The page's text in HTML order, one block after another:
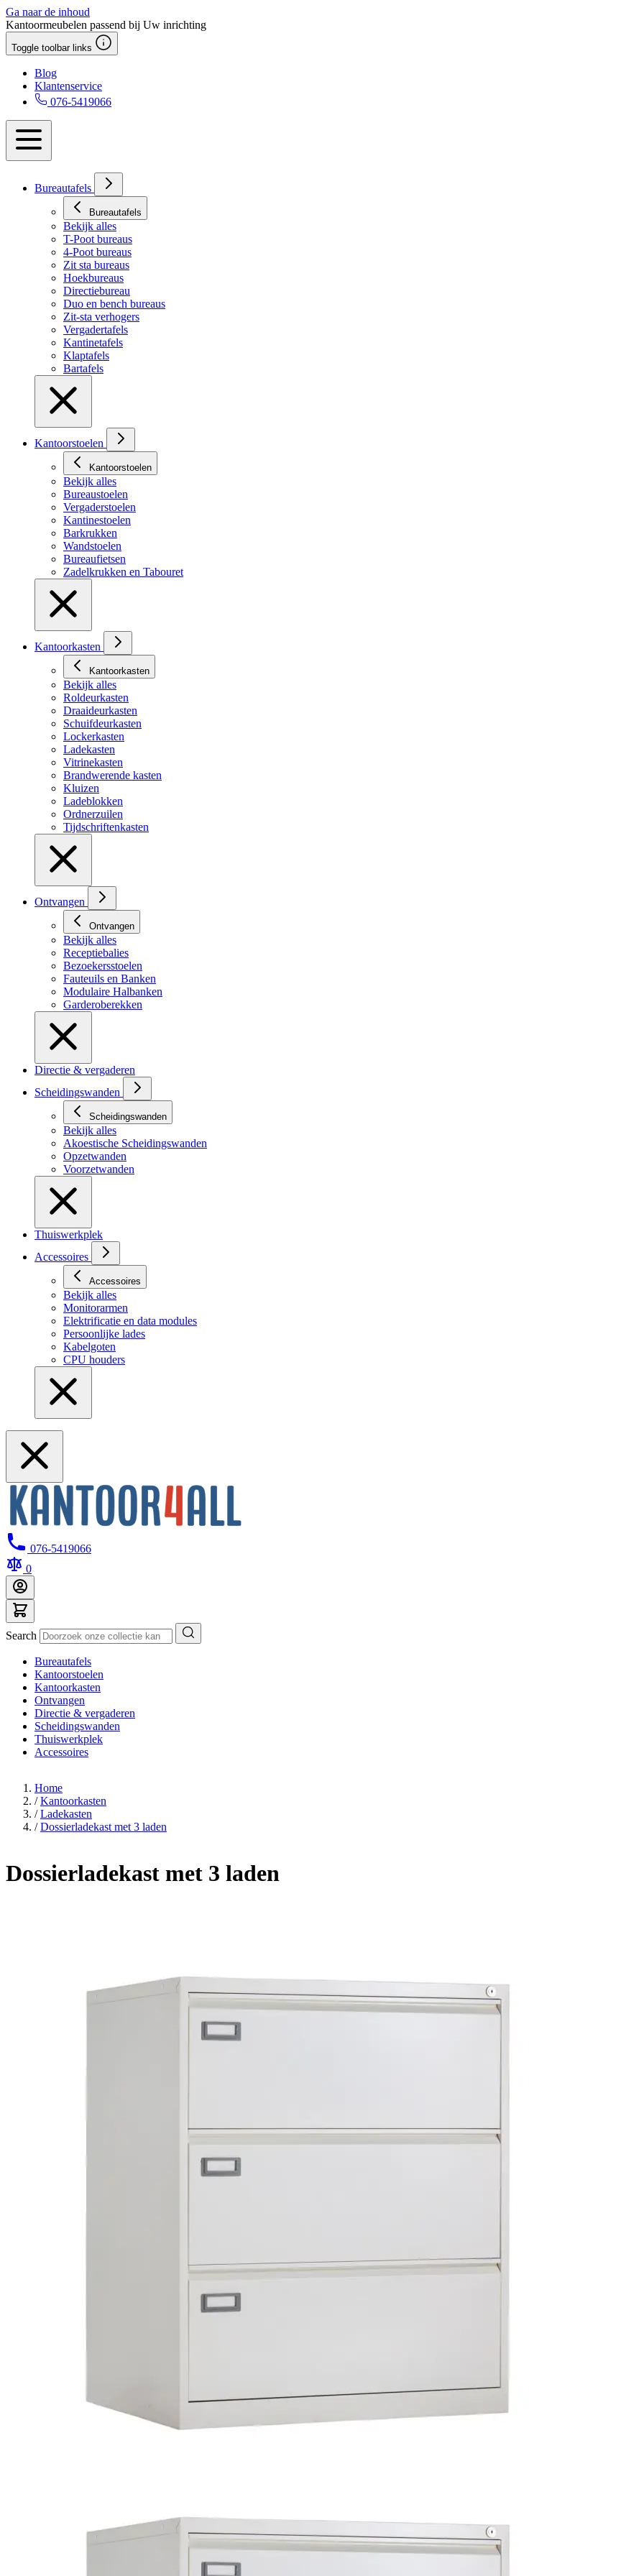
Ga naar de inhoud
Kantoormeubelen passend bij Uw inrichting
Toggle toolbar links
Blog
Klantenservice
076-5419066
Bureautafels
Bureautafels
Bekijk alles
T-Poot bureaus
4-Poot bureaus
Zit sta bureaus
Hoekbureaus
Directiebureau
Duo en bench bureaus
Zit-sta verhogers
Vergadertafels
Kantinetafels
Klaptafels
Bartafels
Kantoorstoelen
Kantoorstoelen
Bekijk alles
Bureaustoelen
Vergaderstoelen
Kantinestoelen
Barkrukken
Wandstoelen
Bureaufietsen
Zadelkrukken en Tabouret
Kantoorkasten
Kantoorkasten
Bekijk alles
Roldeurkasten
Draaideurkasten
Schuifdeurkasten
Lockerkasten
Ladekasten
Vitrinekasten
Brandwerende kasten
Kluizen
Ladeblokken
Ordnerzuilen
Tijdschriftenkasten
Ontvangen
Ontvangen
Bekijk alles
Receptiebalies
Bezoekersstoelen
Fauteuils en Banken
Modulaire Halbanken
Garderoberekken
Directie & vergaderen
Scheidingswanden
Scheidingswanden
Bekijk alles
Akoestische Scheidingswanden
Opzetwanden
Voorzetwanden
Thuiswerkplek
Accessoires
Accessoires
Bekijk alles
Monitorarmen
Elektrificatie en data modules
Persoonlijke lades
Kabelgoten
CPU houders
076-5419066
0
Search
Bureautafels
Kantoorstoelen
Kantoorkasten
Ontvangen
Directie & vergaderen
Scheidingswanden
Thuiswerkplek
Accessoires
Home
/ Kantoorkasten
/ Ladekasten
/ Dossierladekast met 3 laden
Dossierladekast met 3 laden